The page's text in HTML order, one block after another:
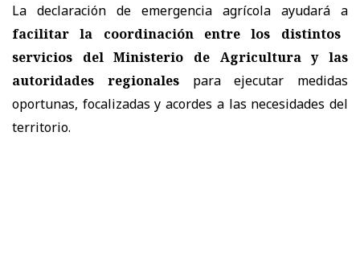
La declaración de emergencia agrícola ayudará a
facilitar la coordinación entre los distintos
servicios del Ministerio de Agricultura y las
autoridades regionalespara ejecutar medidas
oportunas, focalizadas y acordes a las necesidades del
territorio.